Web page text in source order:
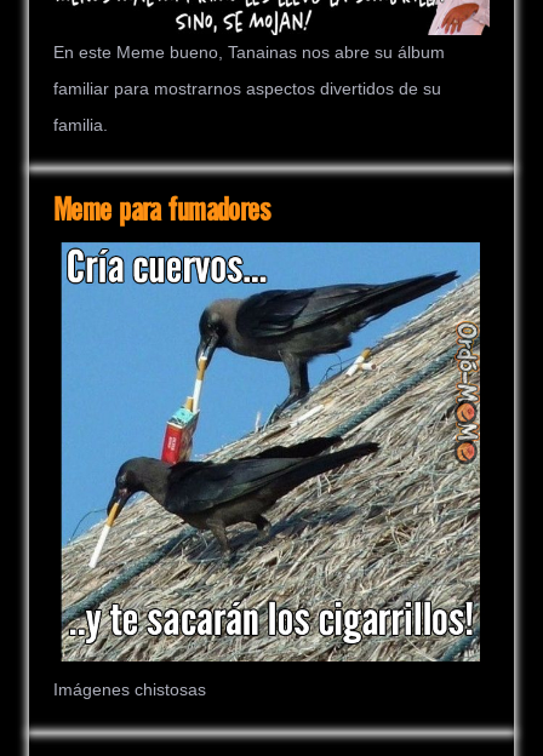
En este Meme bueno, Tanainas nos abre su álbum
familiar para mostrarnos aspectos divertidos de su
familia.
Meme para fumadores
Imágenes chistosas